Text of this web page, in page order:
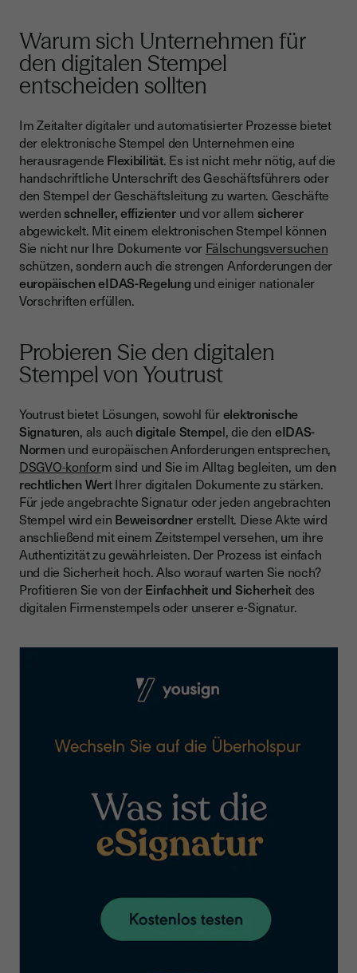
Warum sich Unternehmen für
den digitalen Stempel
entscheiden sollten
Im Zeitalter digitaler und automatisierter Prozesse bietet
der elektronische Stempel den Unternehmen eine
herausragende Flexibilität. Es ist nicht mehr nötig, auf die
handschriftliche Unterschrift des Geschäftsführers oder
den Stempel der Geschäftsleitung zu warten. Geschäfte
werdenschneller, effizienterund vor allem sicherer
abgewickelt. Mit einem elektronischen Stempel können
Sie nicht nur Ihre Dokumente vor Fälschungsversuchen
schützen, sondern auch die strengen Anforderungen der
europäischen eIDAS-Regelung und einiger nationaler
Vorschriften erfüllen.
Probieren Sie den digitalen
Stempel von Youtrust
Youtrust bietet Lösungen, sowohl fürelektronische
Signaturen, als auchdigitale Stempel, die den eIDAS-
Normen und europäischen Anforderungen entsprechen,
DSGVO-konform sind und Sie im Alltag begleiten, um den
rechtlichen Wert Ihrer digitalen Dokumente zu stärken.
Für jede angebrachte Signatur oder jeden angebrachten
Stempel wird ein Beweisordnererstellt. Diese Akte wird
anschließend mit einem Zeitstempel versehen, um ihre
Authentizität zu gewährleisten. Der Prozess ist einfach
und die Sicherheit hoch. Also worauf warten Sie noch?
Profitieren Sie von derEinfachheit und Sicherheit des
digitalen Firmenstempels oder unserer e-Signatur.